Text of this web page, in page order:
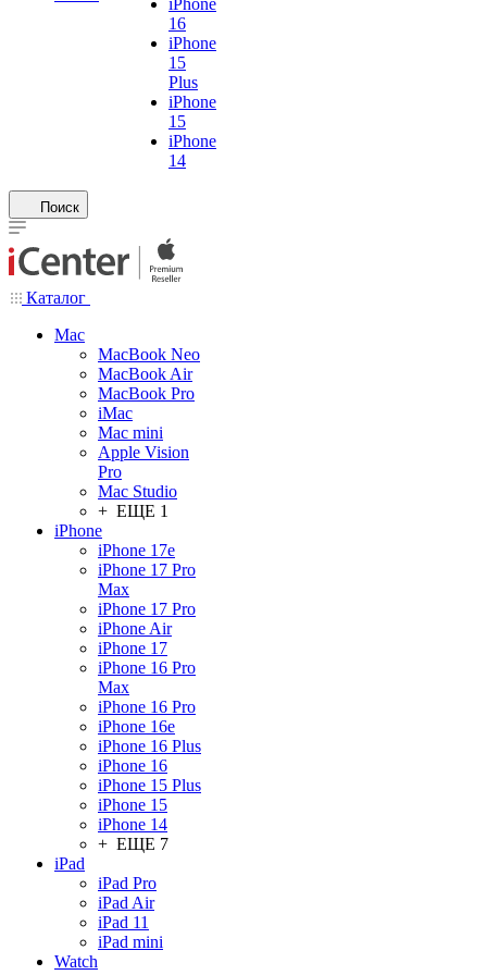
iPhone
16
iPhone
15
Plus
iPhone
15
iPhone
14
Поиск
Каталог
Mac
MacBook Neo
MacBook Air
MacBook Pro
iMac
Mac mini
Apple Vision
Pro
Mac Studio
+ ЕЩЕ 1
iPhone
iPhone 17e
iPhone 17 Pro
Max
iPhone 17 Pro
iPhone Air
iPhone 17
iPhone 16 Pro
Max
iPhone 16 Pro
iPhone 16e
iPhone 16 Plus
iPhone 16
iPhone 15 Plus
iPhone 15
iPhone 14
+ ЕЩЕ 7
iPad
iPad Pro
iPad Air
iPad 11
iPad mini
Watch